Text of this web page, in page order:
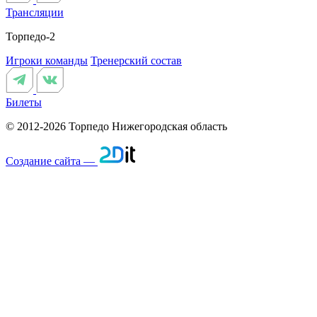
Трансляции
Торпедо-2
Игроки команды Тренерский состав
Билеты
© 2012-2026 Торпедо Нижегородская область
Создание сайта —